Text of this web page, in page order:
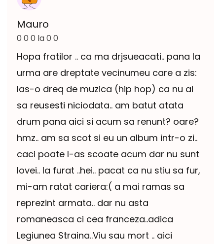
Mauro
0 0 0 la 0 0
Hopa fratilor .. ca ma drjsueacati.. pana la
urma are dreptate vecinumeu care a zis:
las-o dreq de muzica (hip hop) ca nu ai
sa reusesti niciodata.. am batut atata
drum pana aici si acum sa renunt? oare?
hmz.. am sa scot si eu un album intr-o zi..
caci poate l-as scoate acum dar nu sunt
lovei.. la furat ..hei.. pacat ca nu stiu sa fur,
mi-am ratat cariera:( a mai ramas sa
reprezint armata.. dar nu asta
romaneasca ci cea franceza..adica
Legiunea Straina..Viu sau mort .. aici